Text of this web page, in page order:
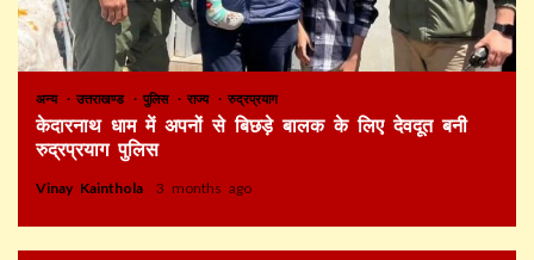
अन्य उत्तराखण्ड पुलिस राज्य रुद्रप्रयाग
केदारनाथ धाम में अपनों से बिछड़े बालक के लिए देवदूत बनी
रुद्रप्रयाग पुलिस
Vinay Kainthola 3 months ago